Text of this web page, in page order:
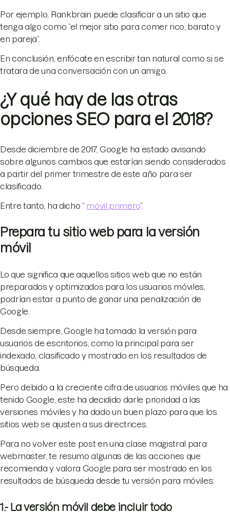
Por ejemplo, Rankbrain puede clasificar a un sitio que
tenga algo como ”el mejor sitio para comer rico, barato y
en pareja”.
En conclusión, enfócate en escribir tan natural como si se
tratara de una conversación con un amigo.
¿Y qué hay de las otras
opciones SEO para el 2018?
Desde diciembre de 2017, Google ha estado avisando
sobre algunos cambios que estarían siendo considerados
a partir del primer trimestre de este año para ser
clasificado.
Entre tanto, ha dicho “ móvil primero”.
Prepara tu sitio web para la versión
móvil
Lo que significa que aquellos sitios web que no están
preparados y optimizados para los usuarios móviles,
podrían estar a punto de ganar una penalización de
Google.
Desde siempre, Google ha tomado la versión para
usuarios de escritorios, como la principal para ser
indexado, clasificado y mostrado en los resultados de
búsqueda.
Pero debido a la creciente cifra de usuarios móviles que ha
tenido Google, este ha decidido darle prioridad a las
versiones móviles y ha dado un buen plazo para que los
sitios web se ajusten a sus directrices.
Para no volver este post en una clase magistral para
webmaster, te resumo algunas de las acciones que
recomienda y valora Google para ser mostrado en los
resultados de búsqueda desde tu versión para móviles:
1.- La versión móvil debe incluir todo